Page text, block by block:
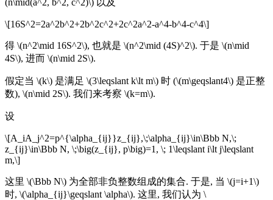
\[16S^2=2a^2b^2+2b^2c^2+2c^2a^2-a^4-b^4-c^4\]
得 \(n^2\mid 16S^2\), 也就是 \(n^2\mid (4S)^2\). 于是 \(n\mid
4S\), 进而 \(n\mid 2S\).
假定当 \(k\) 是满足 \(3\leqslant k\lt m\) 时 (\(m\geqslant4\) 是正整
数), \(n\mid 2S\). 我们来考察 \(k=m\).
设
\[A_iA_j^2=p^{\alpha_{ij}}z_{ij},\;\alpha_{ij}\in\Bbb N,\;
z_{ij}\in\Bbb N, \;\big(z_{ij}, p\big)=1, \; 1\leqslant i\lt j\leqslant
m,\]
这里 \(\Bbb N\) 为全部非负整数组成的集合. 于是, 当 \(j=i+1\)
时, \(\alpha_{ij}\geqslant \alpha\). 这里, 我们认为 \